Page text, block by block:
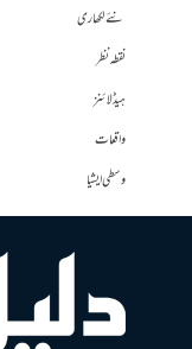
نئے لکھاری
نقطہ نظر
ہیڈلائنز
واقعات
وسطی ایشیا